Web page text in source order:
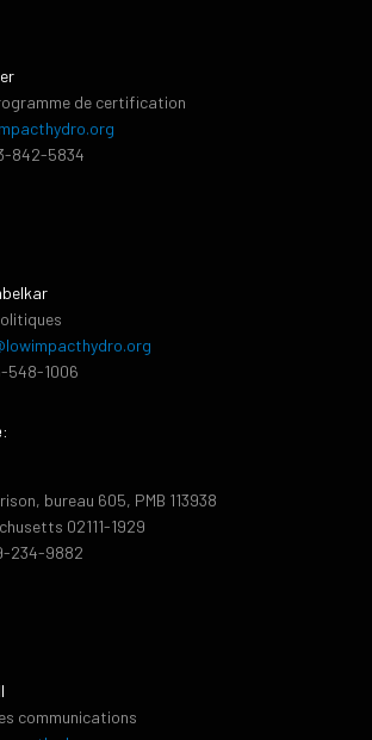
de certification
842-5834
548-1006
bureau 605, PMB 113938
02111-1929
234-9882
communications